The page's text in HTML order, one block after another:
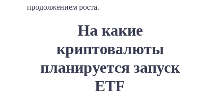
продолжением роста.
На какие
криптовалюты
планируется запуск
ETF